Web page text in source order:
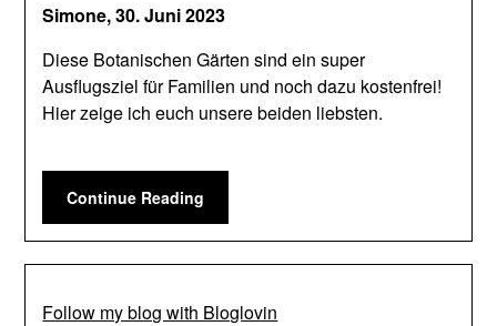
Simone,30. Juni 2023
Diese Botanischen Gärten sind ein super
Ausflugsziel für Familien und noch dazu kostenfrei!
Hier zeige ich euch unsere beiden liebsten.
Continue Reading
Follow my blog with Bloglovin